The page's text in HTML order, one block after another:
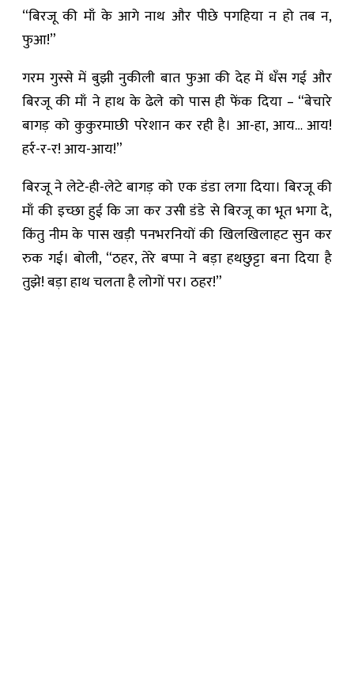
“बिरजू की माँ के आगे नाथ और पीछे पगहिया न हो तब न,
फुआ!”
गरम गुस्से में बुझी नुकीली बात फुआ की देह में धँस गई और
बिरजू की माँ ने हाथ के ढेले को पास ही फेंक दिया – “बेचारे
बागड़ को कुकुरमाछी परेशान कर रही है। आ-हा, आय… आय!
हर्र-र-र! आय-आय!”
बिरजू ने लेटे-ही-लेटे बागड़ को एक डंडा लगा दिया। बिरजू की
माँ की इच्छा हुई कि जा कर उसी डंडे से बिरजू का भूत भगा दे,
किंतु नीम के पास खड़ी पनभरनियों की खिलखिलाहट सुन कर
रुक गई। बोली, “ठहर, तेरे बप्पा ने बड़ा हथछुट्टा बना दिया है
तुझे! बड़ा हाथ चलता है लोगों पर। ठहर!”